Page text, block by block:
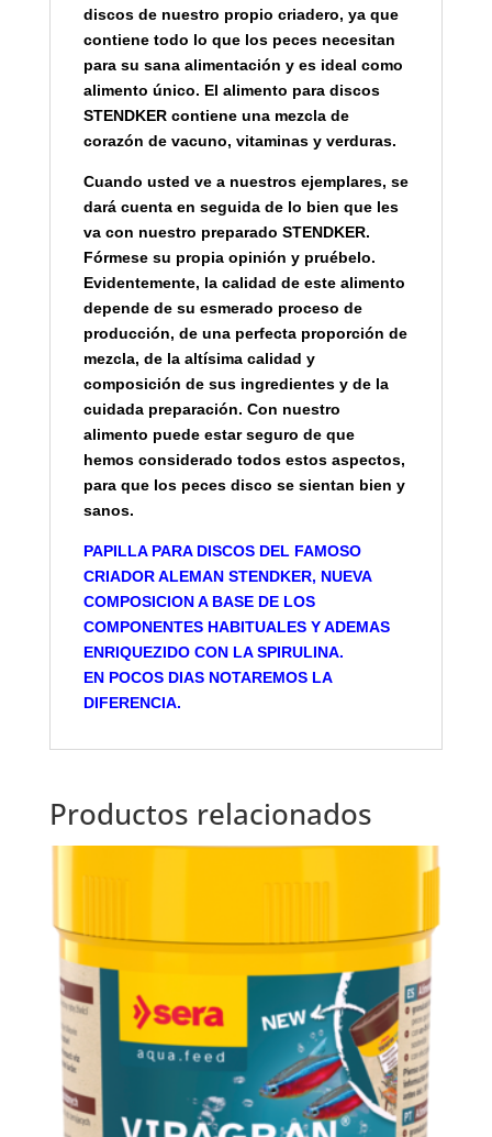
discos de nuestro propio criadero, ya que
contiene todo lo que los peces necesitan
para su sana alimentación y es ideal como
alimento único. El alimento para discos
STENDKER contiene una mezcla de
corazón de vacuno, vitaminas y verduras.
Cuando usted ve a nuestros ejemplares, se
dará cuenta en seguida de lo bien que les
va con nuestro preparado STENDKER.
Fórmese su propia opinión y pruébelo.
Evidentemente, la calidad de este alimento
depende de su esmerado proceso de
producción, de una perfecta proporción de
mezcla, de la altísima calidad y
composición de sus ingredientes y de la
cuidada preparación. Con nuestro
alimento puede estar seguro de que
hemos considerado todos estos aspectos,
para que los peces disco se sientan bien y
sanos.
PAPILLA PARA DISCOS DEL FAMOSO
CRIADOR ALEMAN STENDKER, NUEVA
COMPOSICION A BASE DE LOS
COMPONENTES HABITUALES Y ADEMAS
ENRIQUEZIDO CON LA SPIRULINA.
EN POCOS DIAS NOTAREMOS LA
DIFERENCIA.
Productos relacionados